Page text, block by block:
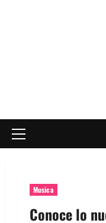
Menú
Musica
Conoce lo